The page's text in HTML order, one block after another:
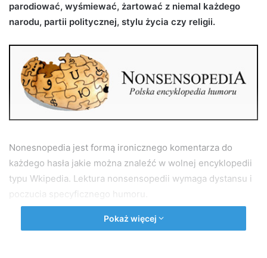
m
a
i
l
parodiować, wyśmiewać, żartować z niemal każdego
narodu, partii politycznej, stylu życia czy religii.
Nonesnopedia jest formą ironicznego komentarza do
każdego hasła jakie można znaleźć w wolnej encyklopedii
typu Wkipedia. Lektura nonsensopedii wymaga dystansu i
poczucia specyficznego humoru.
Wśród haseł jest również „Jasło”. Co sądzą o Jaśle autorzy
Pokaż więcej